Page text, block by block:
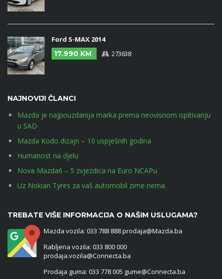
Ford S-MAX 2014
17.990 KM
273638
NAJNOVIJI ČLANCI
Mazda je najpouzdanija marka prema neovisnom ispitivanju
u SAD
Mazda Kodo dizajn – 10 uspješnih godina
Humanost na djelu
Nova Mazda6 – 5 zvjezdica na Euro NCAPu
Uz Nokian Tyres za vaš automobil zime nema
TREBATE VIŠE INFORMACIJA O NAŠIM USLUGAMA?
Mazda vozila: 033 788 888 prodaja@Mazda.ba
Rabljena vozila: 033 800 000
prodaja.vozila@Connecta.ba
Prodaja guma: 033 778 005 gume@Connecta.ba